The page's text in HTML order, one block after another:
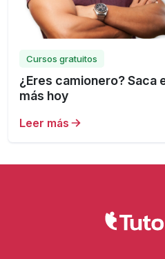
Cursos gratuitos
¿Eres camionero? Saca
más hoy
Leer más